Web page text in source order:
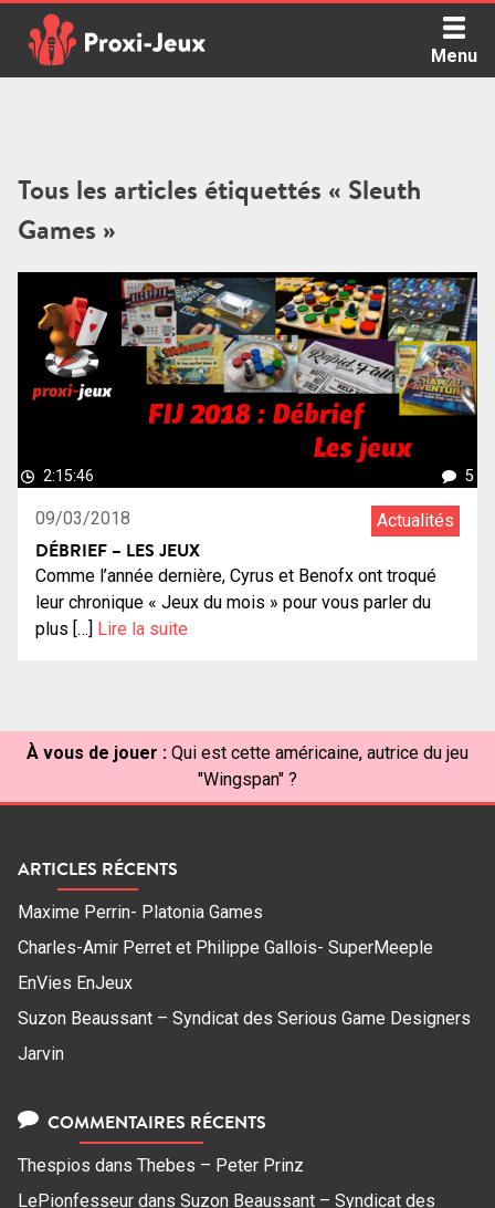
content
Menu
Tous les articles étiquettés « Sleuth
Games »
2:15:46 5
09/03/2018 Actualités
DÉBRIEF – LES JEUX
Comme l’année dernière, Cyrus et Benofx ont troqué
leur chronique « Jeux du mois » pour vous parler du
plus […] Lire la suite
À vous de jouer : Qui est cette américaine, autrice du jeu
"Wingspan" ?
ARTICLES RÉCENTS
Maxime Perrin- Platonia Games
Charles-Amir Perret et Philippe Gallois- SuperMeeple
EnVies EnJeux
Suzon Beaussant – Syndicat des Serious Game Designers
Jarvin
COMMENTAIRES RÉCENTS
Thespios dans Thebes – Peter Prinz
LePionfesseur dans Suzon Beaussant – Syndicat des